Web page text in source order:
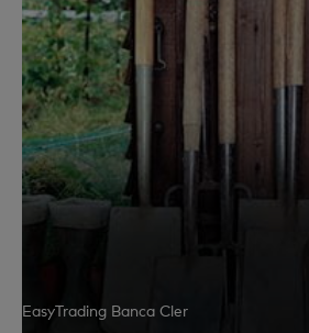
EasyTrading Banca Cler